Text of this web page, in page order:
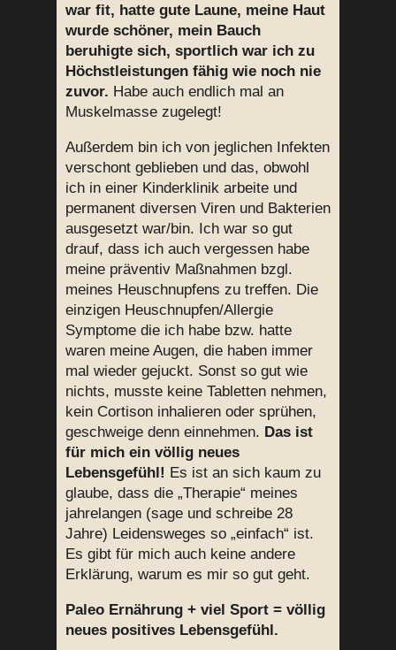
war fit, hatte gute Laune, meine Haut
wurde schöner, mein Bauch
beruhigte sich, sportlich war ich zu
Höchstleistungen fähig wie noch nie
zuvor. Habe auch endlich mal an
Muskelmasse zugelegt!
Außerdem bin ich von jeglichen Infekten
verschont geblieben und das, obwohl
ich in einer Kinderklinik arbeite und
permanent diversen Viren und Bakterien
ausgesetzt war/bin. Ich war so gut
drauf, dass ich auch vergessen habe
meine präventiv Maßnahmen bzgl.
meines Heuschnupfens zu treffen. Die
einzigen Heuschnupfen/Allergie
Symptome die ich habe bzw. hatte
waren meine Augen, die haben immer
mal wieder gejuckt. Sonst so gut wie
nichts, musste keine Tabletten nehmen,
kein Cortison inhalieren oder sprühen,
geschweige denn einnehmen. Das ist
für mich ein völlig neues
Lebensgefühl! Es ist an sich kaum zu
glaube, dass die „Therapie“ meines
jahrelangen (sage und schreibe 28
Jahre) Leidensweges so „einfach“ ist.
Es gibt für mich auch keine andere
Erklärung, warum es mir so gut geht.
Paleo Ernährung + viel Sport = völlig
neues positives Lebensgefühl.